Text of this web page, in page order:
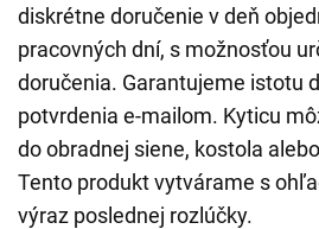
diskrétne doručenie v deň
pracovných dní, s možnosťou
doručenia. Garantujeme istotu
potvrdenia e-mailom. Kyticu
do obradnej siene, kostola
Tento produkt vytvárame s
výraz poslednej rozlúčky.